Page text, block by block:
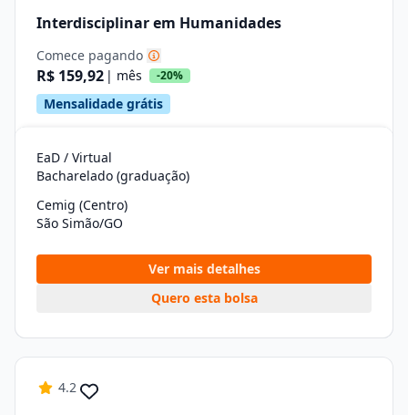
Interdisciplinar em Humanidades
Comece pagando
R$ 159,92 | mês -20%
Mensalidade grátis
EaD / Virtual
Bacharelado (graduação)
Cemig (Centro)
São Simão/GO
Ver mais detalhes
Quero esta bolsa
4.2